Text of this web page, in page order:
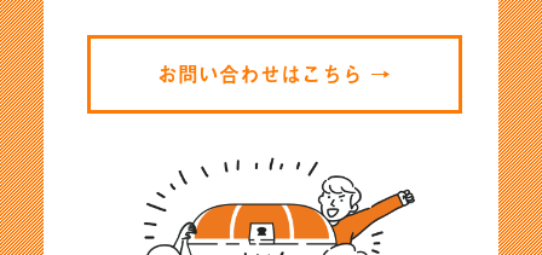
お問い合わせはこちら →